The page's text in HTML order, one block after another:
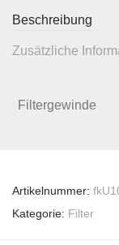
Beschreibung
Zusätzliche
Filtergewinde
Artikelnummer:
Kategorie: Filter